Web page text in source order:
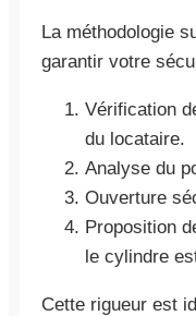
La méthodologie
garantir votre
Vérification
du locataire.
Analyse du
Ouverture
Proposition
le cylindre
Cette rigueur est